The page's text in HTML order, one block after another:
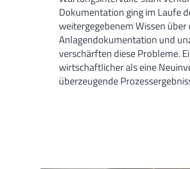
Dokumentation ging im Laufe
weitergegebenem Wissen
Anlagendokumentation und
verschärften diese Probleme.
wirtschaftlicher als eine
überzeugende